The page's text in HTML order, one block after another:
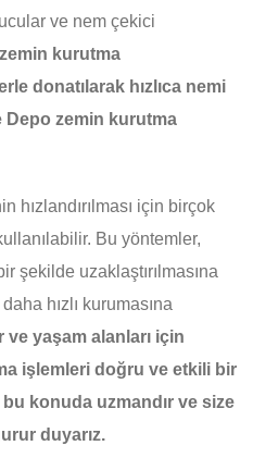
ve nem çekici
kurutma
donatılarak hızlıca nemi
Depo zemin kurutma
hızlandırılması için birçok
Bu yöntemler,
şekilde uzaklaştırılmasına
hızlı kurumasına
ve yaşam alanları için
işlemleri doğru ve etkili bir
konuda uzmandır ve size
duyarız.